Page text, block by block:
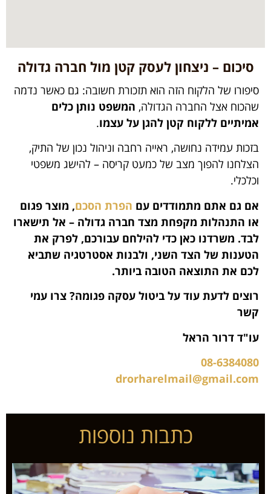
סיכום – ניצחון לעסק קטן מול חברה גדולה
סיפורו של הלקוח הזה הוא תזכורת חשובה: גם כאשר נדמה
שהכוח אצל החברה הגדולה, המשפט נותן כלים
אמיתיים ללקוח קטן להגן על עצמו.
בזכות עמידה נחושה, ראייה רחבה וניהול נכון של התיק,
הצלחנו להפוך מצב של כמעט קריסה – להישג משפטי
וכלכלי.
אם גם אתם מתמודדים עם הפרת הסכם, מוצר פגום
או התנהלות מקפחת מצד חברה גדולה – אל תישארו
לבד. משרדנו כאן כדי להילחם עבורכם, לפרק את
הטענות של הצד השני, ולבנות אסטרטגיה שתביא
לכם את התוצאה הטובה ביותר.
רוצים לדעת עוד על ביטול עסקה פגומה? צרו עמי
קשר
עו"ד דרור הראל
08-6384080
drorharelmail@gmail.com
כתבות נוספות